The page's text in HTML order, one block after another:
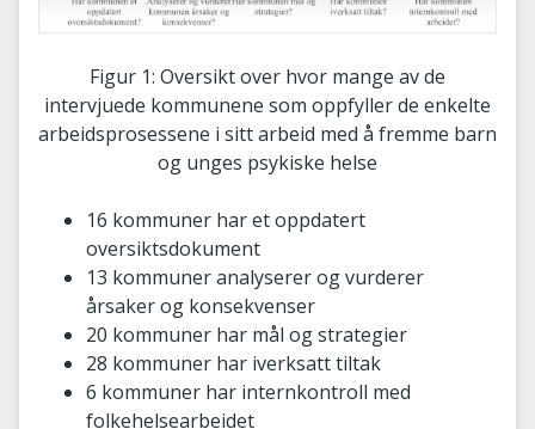
Figur 1: Oversikt over hvor mange av de
intervjuede kommunene som oppfyller de enkelte
arbeidsprosessene i sitt arbeid med å fremme barn
og unges psykiske helse
16 kommuner har et oppdatert
oversiktsdokument
13 kommuner analyserer og vurderer
årsaker og konsekvenser
20 kommuner har mål og strategier
28 kommuner har iverksatt tiltak
6 kommuner har internkontroll med
folkehelsearbeidet